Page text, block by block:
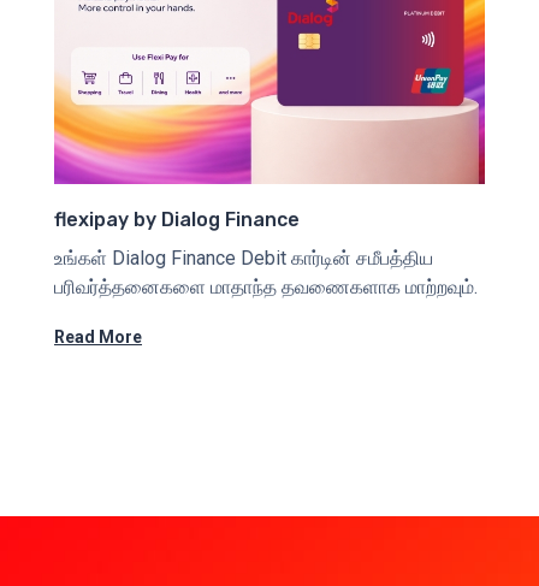
flexipay by Dialog Finance
உங்கள் Dialog Finance Debit கார்டின் சமீபத்திய
பரிவர்த்தனைகளை மாதாந்த தவணைகளாக மாற்றவும்.
Read More